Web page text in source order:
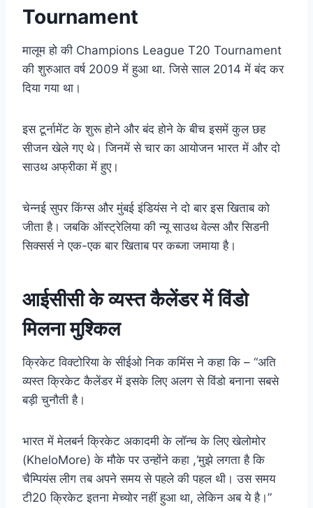
Tournament
मालूम हो की Champions League T20 Tournament
की शुरुआत वर्ष 2009 में हुआ था. जिसे साल 2014 में बंद कर
दिया गया था।
इस टूर्नामेंट के शुरू होने और बंद होने के बीच इसमें कुल छह
सीजन खेले गए थे। जिनमें से चार का आयोजन भारत में और दो
साउथ अफ्रीका में हुए।
चेन्नई सुपर किंग्स और मुंबई इंडियंस ने दो बार इस खिताब को
जीता है। जबकि ऑस्ट्रेलिया की न्यू साउथ वेल्स और सिडनी
सिक्सर्स ने एक-एक बार खिताब पर कब्जा जमाया है।
आईसीसी के व्यस्त कैलेंडर में विंडो
मिलना मुश्किल
क्रिकेट विक्टोरिया के सीईओ निक कमिंस ने कहा कि – “अति
व्यस्त क्रिकेट कैलेंडर में इसके लिए अलग से विंडो बनाना सबसे
बड़ी चुनौती है।
भारत में मेलबर्न क्रिकेट अकादमी के लॉन्च के लिए खेलोमोर
(KheloMore) के मौके पर उन्होंने कहा ,‘मुझे लगता है कि
चैम्पियंस लीग तब अपने समय से पहले की पहल थी। उस समय
टी20 क्रिकेट इतना मेच्योर नहीं हुआ था, लेकिन अब ये है।”